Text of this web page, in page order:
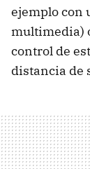
ejemplo con
multimedia)
control de
distancia de